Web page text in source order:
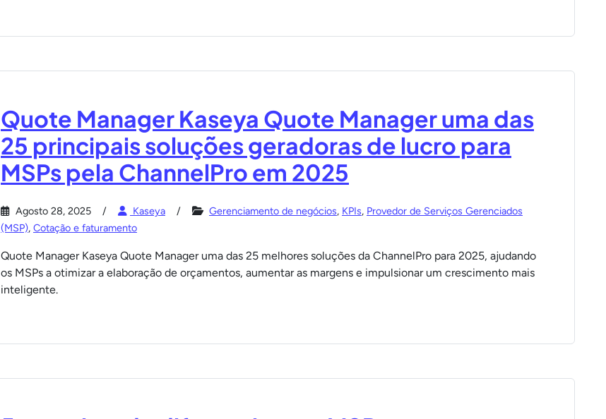
Quote Manager Kaseya Quote Manager uma das
25 principais soluções geradoras de lucro para
MSPs pela ChannelPro em 2025
Agosto 28, 2025 Kaseya Gerenciamento de negócios, KPIs, Provedor de Serviços Gerenciados
(MSP), Cotação e faturamento
Quote Manager Kaseya Quote Manager uma das 25 melhores soluções da ChannelPro para 2025, ajudando
os MSPs a otimizar a elaboração de orçamentos, aumentar as margens e impulsionar um crescimento mais
inteligente.